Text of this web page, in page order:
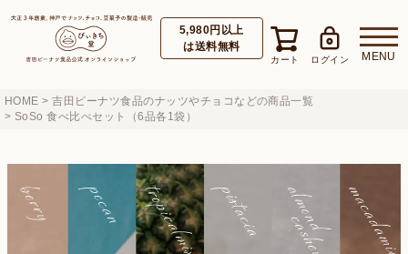
5,980円以上
は送料無料
HOME
吉田ピーナツ食品のナッツやチョコなどの商品一覧
SoSo 食べ比べセット（6品各1袋）